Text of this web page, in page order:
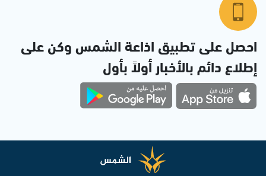
احصل على تطبيق اذاعة الشمس وكن على
إطلاع دائم بالأخبار أولاً بأول